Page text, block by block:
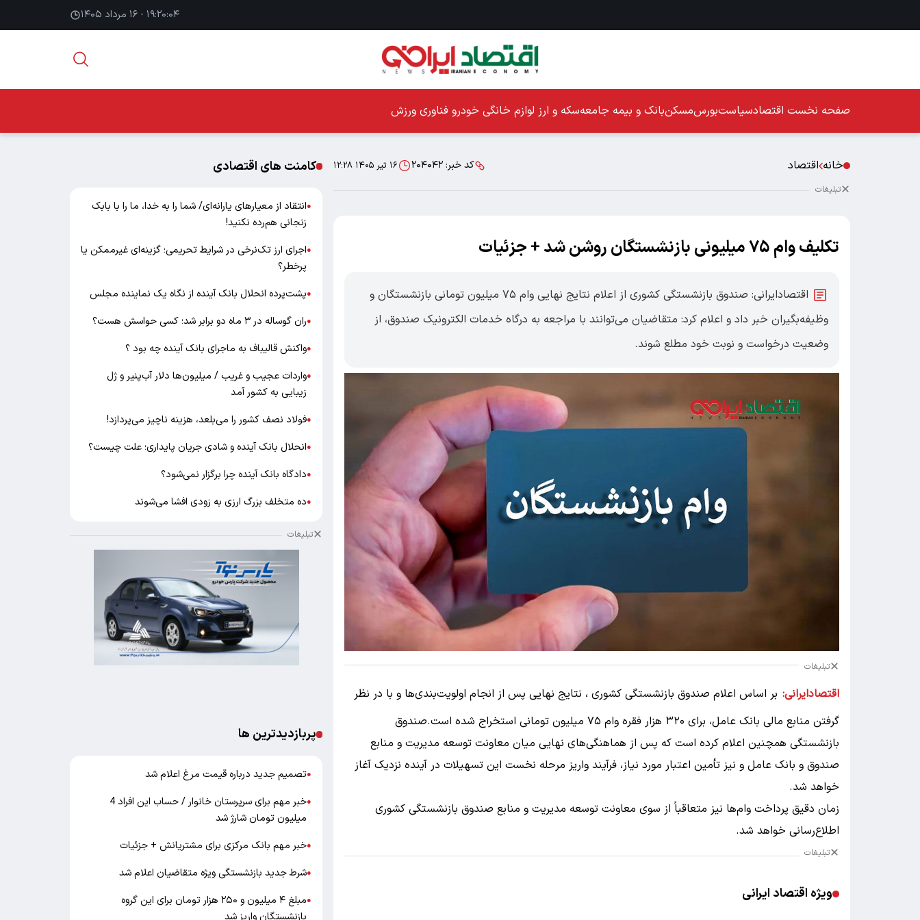
۱۹:۲۰:۰۵ - ۱۶ مرداد ۱۴۰۵
صفحه نخست اقتصادسیاستبورسمسکنبانک و بیمه جامعهسکه و ارز لوازم خانگی خودرو فناوری ورزش
خانه اقتصاد کد خبر: ۲۰۴۰۴۲ ۱۶ تیر ۱۴۰۵ ۱۲:۲۸
تبلیغات
تکلیف وام ۷۵ میلیونی بازنشستگان روشن شد + جزئیات
اقتصادایرانی: صندوق بازنشستگی کشوری از اعلام نتایج نهایی وام ۷۵ میلیون تومانی بازنشستگان و
وظیفه‌بگیران خبر داد و اعلام کرد: متقاضیان می‌توانند با مراجعه به درگاه خدمات الکترونیک صندوق، از
وضعیت درخواست و نوبت خود مطلع شوند.
تبلیغات
اقتصادایرانی: بر اساس اعلام صندوق بازنشستگی کشوری ، نتایج نهایی پس از انجام اولویت‌بندی‌ها و با در نظر
گرفتن منابع مالی بانک عامل، برای ۳۲۰ هزار فقره وام ۷۵ میلیون تومانی استخراج شده است.صندوق
بازنشستگی همچنین اعلام کرده است که پس از هماهنگی‌های نهایی میان معاونت توسعه مدیریت و منابع
صندوق و بانک عامل و نیز تأمین اعتبار مورد نیاز، فرآیند واریز مرحله نخست این تسهیلات در آینده نزدیک آغاز
خواهد شد.
زمان دقیق پرداخت وام‌ها نیز متعاقباً از سوی معاونت توسعه مدیریت و منابع صندوق بازنشستگی کشوری
اطلاع‌رسانی خواهد شد.
تبلیغات
ویژه اقتصاد ایرانی
کامنت های اقتصادی
●انتقاد از معیارهای یارانه‌ای/ شما را به خدا، ما را با بابک
زنجانی هم‌رده نکنید!
●اجرای ارز تک‌نرخی در شرایط تحریمی؛ گزینه‌ای غیرممکن یا
پرخطر؟
●پشت‌پرده انحلال بانک آینده از نگاه یک نماینده مجلس
●ران گوساله در ۳ ماه دو برابر شد؛ کسی حواسش هست؟
●واکنش قالیباف به ماجرای بانک آینده چه بود ؟
●واردات عجیب و غریب / میلیون‌ها دلار آب‌پنیر و ژل
زیبایی به کشور آمد
●فولاد نصف کشور را می‌بلعد، هزینه ناچیز می‌پردازد!
●انحلال بانک آینده و شادی جریان پایداری؛ علت چیست؟
●دادگاه بانک آینده چرا برگزار نمی‌شود؟
●ده متخلف بزرگ ارزی به زودی افشا می‌شوند
تبلیغات
پربازدیدترین ها
●تصمیم جدید درباره قیمت مرغ اعلام شد
●
خبر مهم برای سرپرستان خانوار / حساب این افراد 4
میلیون تومان شارژ شد
●خبر مهم بانک مرکزی برای مشتریانش + جزئیات
●شرط جدید بازنشستگی ویژه متقاضیان اعلام شد
●
مبلغ ۴ میلیون و ۲۵۰ هزار تومان برای این گروه
بازنشستگان واریز شد